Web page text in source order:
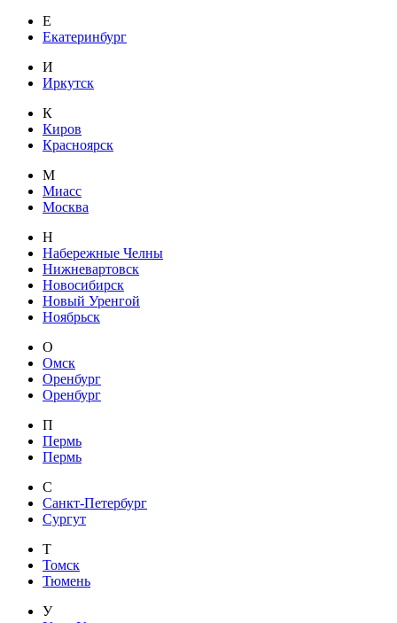
Е
Екатеринбург
И
Иркутск
К
Киров
Красноярск
М
Миасс
Москва
Н
Набережные Челны
Нижневартовск
Новосибирск
Новый Уренгой
Ноябрьск
О
Омск
Оренбург
Оренбург
П
Пермь
Пермь
С
Санкт-Петербург
Сургут
Т
Томск
Тюмень
У